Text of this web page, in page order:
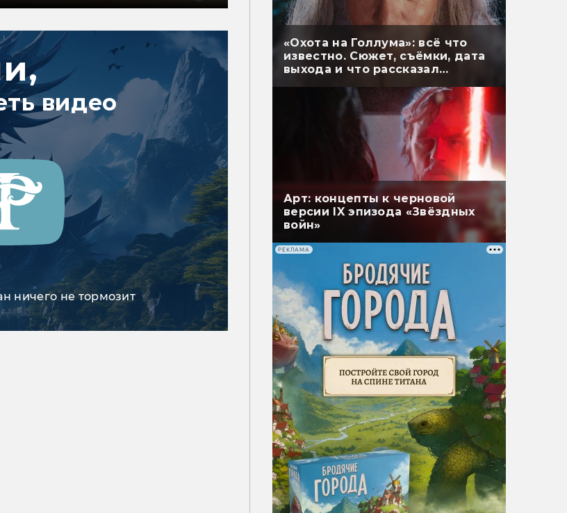
видео
ничего не тормозит
«Охота на Голлума»: всё что
известно. Сюжет, съёмки, дата
выхода и что рассказал
Арт: концепты к черновой
версии IX эпизода «Звёздных
войн»
РЕКЛАМА